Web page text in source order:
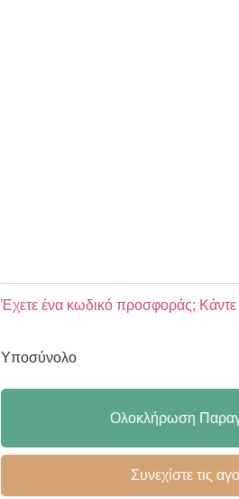
Έχετε ένα κωδικό προσφοράς;
Υποσύνολο
Ολοκλήρωση
Συνεχίστε τις